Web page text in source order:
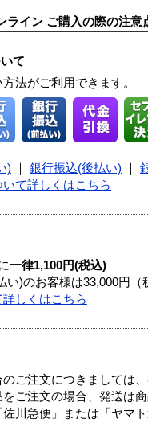
ライン ご購入の際の注意
て
法がご利用できます。
) 銀行振込(後払い)
て詳しくはこちら
一律1,100円(税込)
)のお客様は33,000円（
しくはこちら
ご注文につきましては
ご注文の場合、発送は
川急便」または「ヤマ